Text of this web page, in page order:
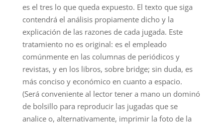
es el tres lo que queda expuesto. El texto que siga
contendrá el análisis propiamente dicho y la
explicación de las razones de cada jugada. Este
tratamiento no es original: es el empleado
comúnmente en las columnas de periódicos y
revistas, y en los libros, sobre bridge; sin duda, es
más conciso y económico en cuanto a espacio.
(Será conveniente al lector tener a mano un dominó
de bolsillo para reproducir las jugadas que se
analice o, alternativamente, imprimir la foto de la